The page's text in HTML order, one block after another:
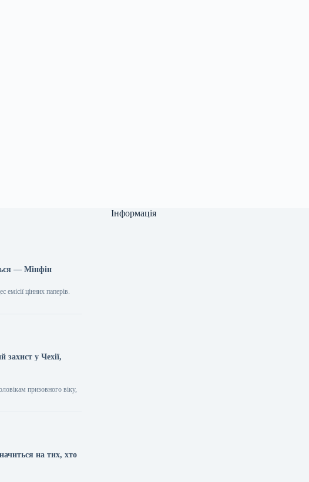
— Мінфін
цінних паперів.
захист у Чехії,
призовного віку,
на тих, хто
Інформація